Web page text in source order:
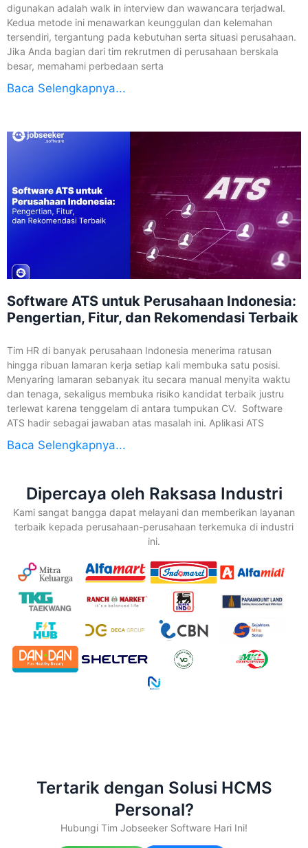
digunakan adalah walk in interview dan wawancara terjadwal.
Kedua metode ini menawarkan keunggulan dan kelemahan
tersendiri, tergantung pada kebutuhan serta situasi perusahaan.
Jika Anda bagian dari tim rekrutmen di perusahaan berskala
besar, memahami perbedaan serta
Baca Selengkapnya...
Software ATS untuk Perusahaan Indonesia:
Pengertian, Fitur, dan Rekomendasi Terbaik
Tim HR di banyak perusahaan Indonesia menerima ratusan
hingga ribuan lamaran kerja setiap kali membuka satu posisi.
Menyaring lamaran sebanyak itu secara manual menyita waktu
dan tenaga, sekaligus membuka risiko kandidat terbaik justru
terlewat karena tenggelam di antara tumpukan CV. Software
ATS hadir sebagai jawaban atas masalah ini. Aplikasi ATS
Baca Selengkapnya...
Dipercaya oleh Raksasa Industri
Kami sangat bangga dapat melayani dan memberikan layanan
terbaik kepada perusahaan-perusahaan terkemuka di industri
ini.
Tertarik dengan Solusi HCMS
Personal?
Hubungi Tim Jobseeker Software Hari Ini!